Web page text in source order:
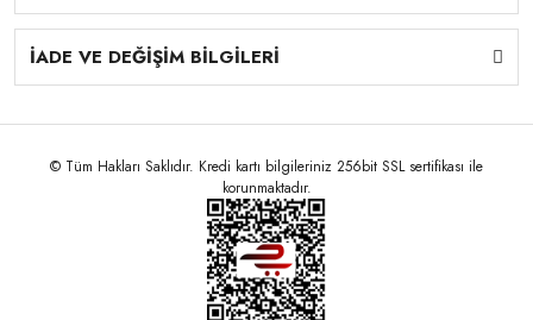
İADE VE DEĞİŞİM BİLGİLERİ
© Tüm Hakları Saklıdır. Kredi kartı bilgileriniz 256bit SSL sertifikası ile
korunmaktadır.